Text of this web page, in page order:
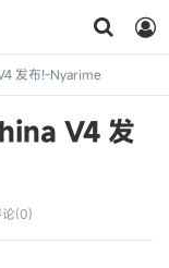
发布!-Nyarime
V4 发
论(0)